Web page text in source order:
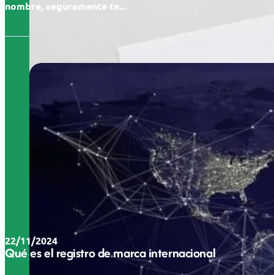
nombre, seguramente te...
22/11/2024
Qué es el registro de marca internacional